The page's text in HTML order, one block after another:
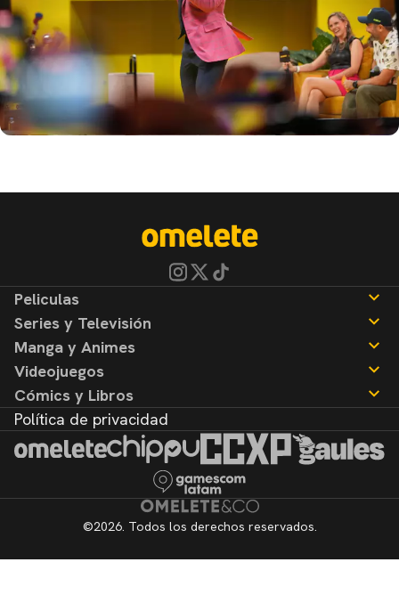
Peliculas
Noticias
Reseñas
Series y Televisión
Noticias
Reseñas
Manga y Animes
Noticias
Reseñas
Videojuegos
Noticias
Reseñas
Cómics y Libros
Noticias
Reseñas
Política de privacidad
©2026. Todos los derechos reservados.